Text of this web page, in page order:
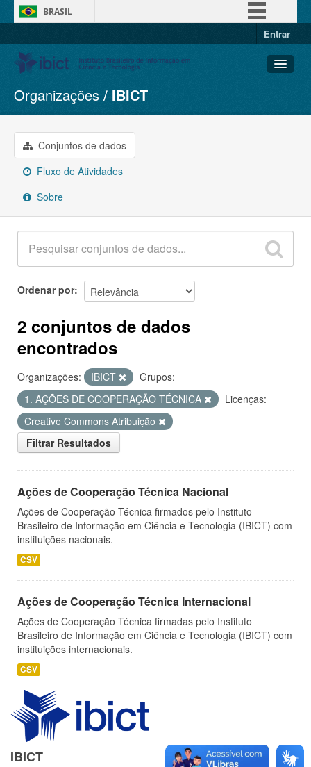
BRASIL
Entrar
Conjuntos de dados
Organizações
Grupos
Sobre
Organizações IBICT
Conjuntos de dados
Fluxo de Atividades
Sobre
Ordenar por
2 conjuntos de dados
encontrados
Organizações: IBICT
Grupos:
1. AÇÕES DE COOPERAÇÃO TÉCNICA
Licenças:
Creative Commons Atribuição
Filtrar Resultados
Ações de Cooperação Técnica Nacional
Ações de Cooperação Técnica firmados pelo Instituto
Brasileiro de Informação em Ciência e Tecnologia (IBICT) com
instituições nacionais.
CSV
Ações de Cooperação Técnica Internacional
Ações de Cooperação Técnica firmadas pelo Instituto
Brasileiro de Informação em Ciência e Tecnologia (IBICT) com
instituições internacionais.
CSV
IBICT